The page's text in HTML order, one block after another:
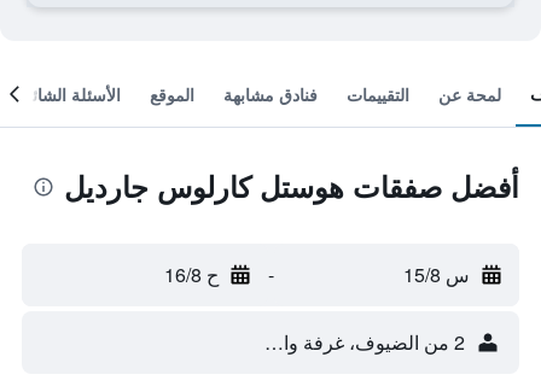
لمحة عن التقييمات فنادق مشابهة الموقع الأسئلة الشائعة
أفضل صفقات هوستل كارلوس جارديل
س 15/8 - ح 16/8
2 من الضيوف، غرفة واحدة